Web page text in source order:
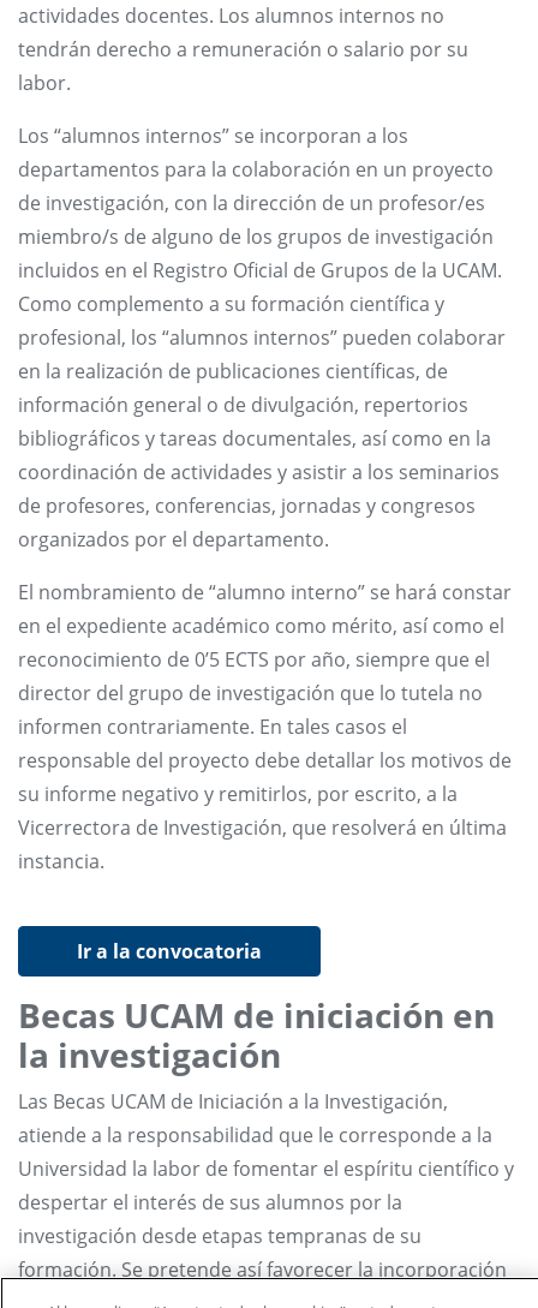
actividades docentes. Los alumnos internos no
tendrán derecho a remuneración o salario por su
labor.
Los “alumnos internos” se incorporan a los
departamentos para la colaboración en un proyecto
de investigación, con la dirección de un profesor/es
miembro/s de alguno de los grupos de investigación
incluidos en el Registro Oficial de Grupos de la UCAM.
Como complemento a su formación científica y
profesional, los “alumnos internos” pueden colaborar
en la realización de publicaciones científicas, de
información general o de divulgación, repertorios
bibliográficos y tareas documentales, así como en la
coordinación de actividades y asistir a los seminarios
de profesores, conferencias, jornadas y congresos
organizados por el departamento.
El nombramiento de “alumno interno” se hará constar
en el expediente académico como mérito, así como el
reconocimiento de 0’5 ECTS por año, siempre que el
director del grupo de investigación que lo tutela no
informen contrariamente. En tales casos el
responsable del proyecto debe detallar los motivos de
su informe negativo y remitirlos, por escrito, a la
Vicerrectora de Investigación, que resolverá en última
instancia.
Ir a la convocatoria
Becas UCAM de iniciación en
la investigación
Las Becas UCAM de Iniciación a la Investigación,
atiende a la responsabilidad que le corresponde a la
Universidad la labor de fomentar el espíritu científico y
despertar el interés de sus alumnos por la
investigación desde etapas tempranas de su
formación. Se pretende así favorecer la incorporación